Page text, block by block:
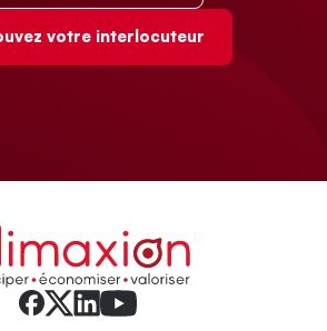
votre interlocuteur